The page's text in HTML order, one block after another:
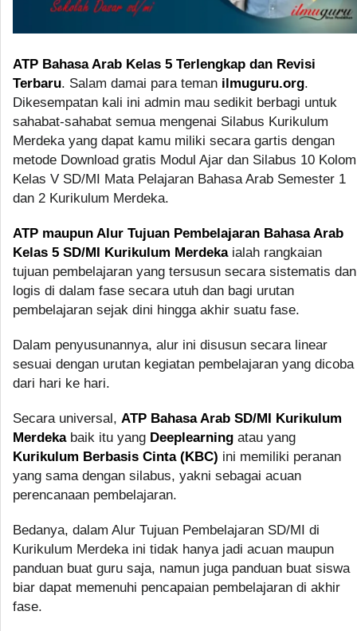
ATP Bahasa Arab Kelas 5 Terlengkap dan Revisi
Terbaru. Salam damai para teman ilmuguru.org.
Dikesempatan kali ini admin mau sedikit berbagi untuk
sahabat-sahabat semua mengenai Silabus Kurikulum
Merdeka yang dapat kamu miliki secara gartis dengan
metode Download gratis Modul Ajar dan Silabus 10 Kolom
Kelas V SD/MI Mata Pelajaran Bahasa Arab Semester 1
dan 2 Kurikulum Merdeka.
ATP maupun Alur Tujuan Pembelajaran Bahasa Arab
Kelas 5 SD/MI Kurikulum Merdekaialah rangkaian
tujuan pembelajaran yang tersusun secara sistematis dan
logis di dalam fase secara utuh dan bagi urutan
pembelajaran sejak dini hingga akhir suatu fase.
Dalam penyusunannya, alur ini disusun secara linear
sesuai dengan urutan kegiatan pembelajaran yang dicoba
dari hari ke hari.
Secara universal, ATP Bahasa Arab SD/MI Kurikulum
Merdekabaik itu yang Deeplearning atau yang
Kurikulum Berbasis Cinta (KBC) ini memiliki peranan
yang sama dengan silabus, yakni sebagai acuan
perencanaan pembelajaran.
Bedanya, dalam Alur Tujuan Pembelajaran SD/MI di
Kurikulum Merdeka ini tidak hanya jadi acuan maupun
panduan buat guru saja, namun juga panduan buat siswa
biar dapat memenuhi pencapaian pembelajaran di akhir
fase.